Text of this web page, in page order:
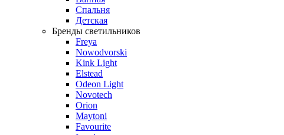
Спальня
Детская
Бренды светильников
Freya
Nowodvorski
Kink Light
Elstead
Odeon Light
Novotech
Orion
Maytoni
Favourite